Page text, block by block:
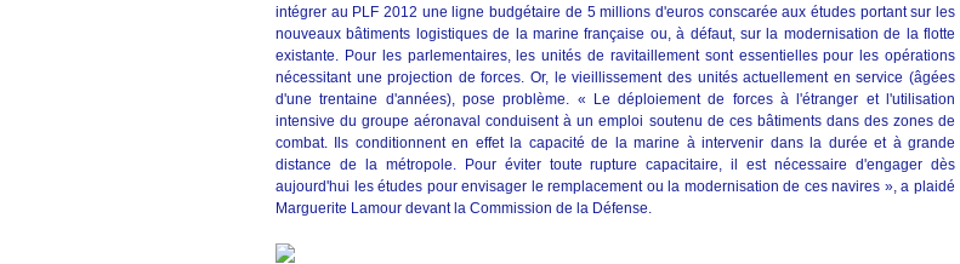
intégrer au PLF 2012 une ligne budgétaire de 5 millions d'euros conscarée aux études portant sur les
nouveaux bâtiments logistiques de la marine française ou, à défaut, sur la modernisation de la flotte
existante. Pour les parlementaires, les unités de ravitaillement sont essentielles pour les opérations
nécessitant une projection de forces. Or, le vieillissement des unités actuellement en service (âgées
d'une trentaine d'années), pose problème. « Le déploiement de forces à l'étranger et l'utilisation
intensive du groupe aéronaval conduisent à un emploi soutenu de ces bâtiments dans des zones de
combat. Ils conditionnent en effet la capacité de la marine à intervenir dans la durée et à grande
distance de la métropole. Pour éviter toute rupture capacitaire, il est nécessaire d'engager dès
aujourd'hui les études pour envisager le remplacement ou la modernisation de ces navires », a plaidé
Marguerite Lamour devant la Commission de la Défense.